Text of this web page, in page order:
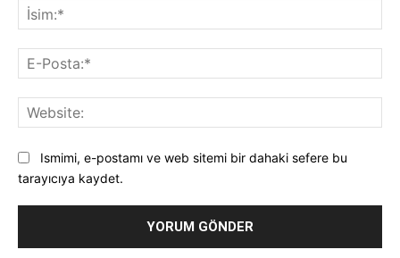
Ismimi, e-postamı ve web sitemi bir dahaki sefere bu
tarayıcıya kaydet.